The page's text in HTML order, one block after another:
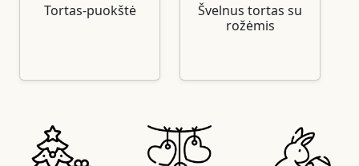
Tortas-puokštė
Švelnus tortas su
rožėmis